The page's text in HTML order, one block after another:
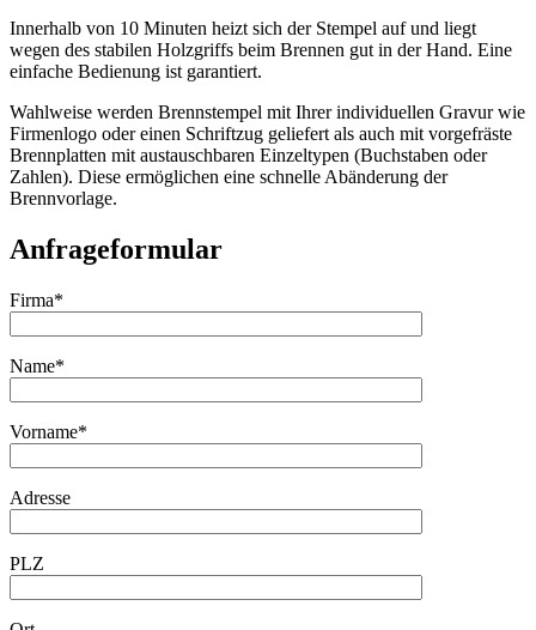
Innerhalb von 10 Minuten heizt sich der Stempel auf und liegt
wegen des stabilen Holzgriffs beim Brennen gut in der Hand. Eine
einfache Bedienung ist garantiert.
Wahlweise werden Brennstempel mit Ihrer individuellen Gravur wie
Firmenlogo oder einen Schriftzug geliefert als auch mit vorgefräste
Brennplatten mit austauschbaren Einzeltypen (Buchstaben oder
Zahlen). Diese ermöglichen eine schnelle Abänderung der
Brennvorlage.
Anfrageformular
Firma*
Name*
Vorname*
Adresse
PLZ